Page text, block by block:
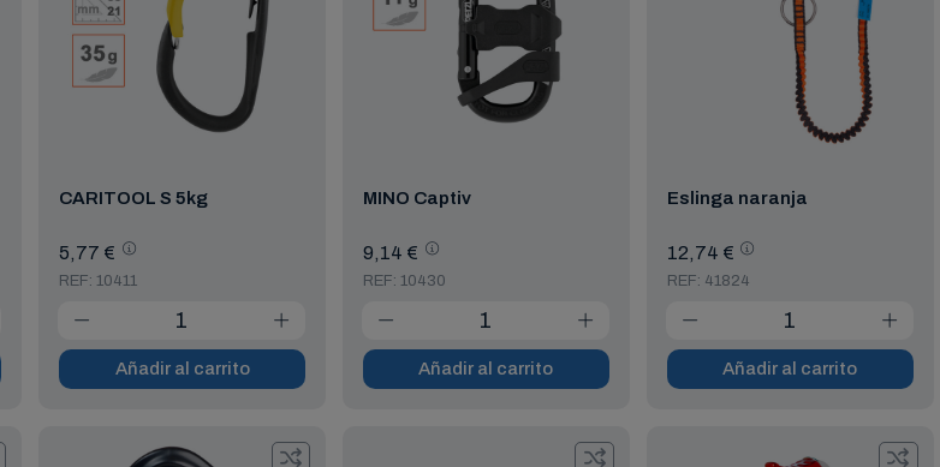
CARITOOL S 5kg
5,77 €
REF: 10411
Añadir al carrito
MINO Captiv
9,14 €
REF: 10430
Añadir al carrito
Eslinga naranja
12,74 €
REF: 41824
Añadir al carrito